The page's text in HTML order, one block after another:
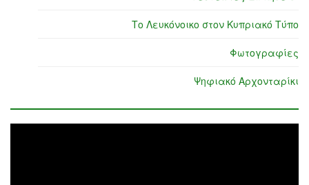
Το Λευκόνοικο στον Κυπριακό Τύπο
Φωτογραφίες
Ψηφιακό Αρχονταρίκι